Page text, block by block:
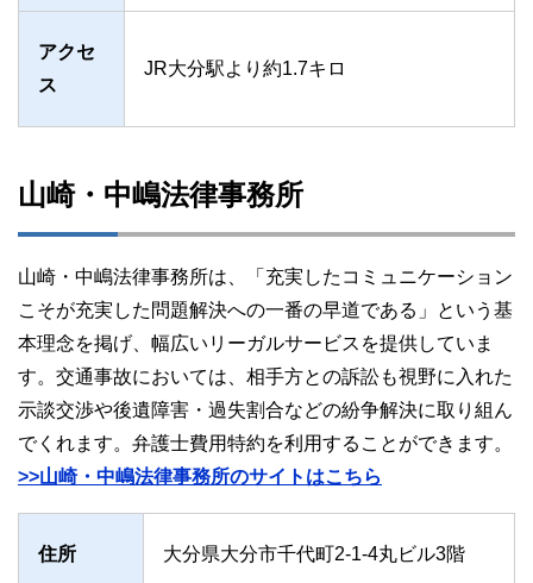
アクセ
ス
JR大分駅より約1.7キロ
山崎・中嶋法律事務所
山崎・中嶋法律事務所は、「充実したコミュニケーション
こそが充実した問題解決への一番の早道である」という基
本理念を掲げ、幅広いリーガルサービスを提供していま
す。交通事故においては、相手方との訴訟も視野に入れた
示談交渉や後遺障害・過失割合などの紛争解決に取り組ん
でくれます。弁護士費用特約を利用することができます。
>>山崎・中嶋法律事務所のサイトはこちら
住所 大分県大分市千代町2-1-4丸ビル3階